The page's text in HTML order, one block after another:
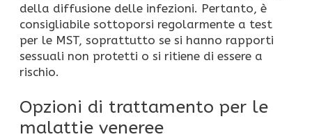
della diffusione delle infezioni. Pertanto, è
consigliabile sottoporsi regolarmente a test
per le MST, soprattutto se si hanno rapporti
sessuali non protetti o si ritiene di essere a
rischio.
Opzioni di trattamento per le
malattie veneree